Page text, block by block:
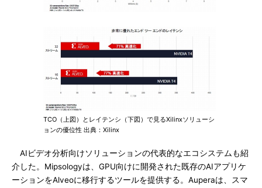
TCO（上図）とレイテンシ（下図）で見るXilinxソリューシ
ョンの優位性 出典：Xilinx
AIビデオ分析向けソリューションの代表的なエコシステムも紹
介した。Mipsologyは、GPU向けに開発された既存のAIアプリケ
ーションをAlveoに移行するツールを提供する。Auperaは、スマ